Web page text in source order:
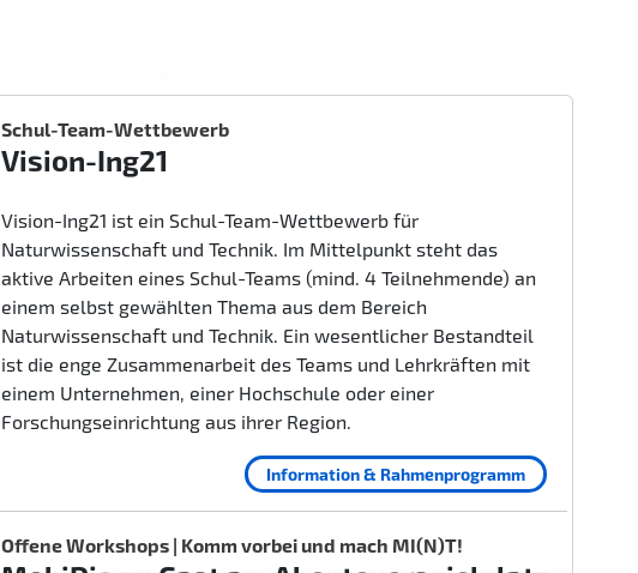
Schul-Team-Wettbewerb
Vision-Ing21
Vision-Ing21 ist ein Schul-Team-Wettbewerb für
Naturwissenschaft und Technik. Im Mittelpunkt steht das
aktive Arbeiten eines Schul-Teams (mind. 4 Teilnehmende) an
einem selbst gewählten Thema aus dem Bereich
Naturwissenschaft und Technik. Ein wesentlicher Bestandteil
ist die enge Zusammenarbeit des Teams und Lehrkräften mit
einem Unternehmen, einer Hochschule oder einer
Forschungseinrichtung aus ihrer Region.
Information & Rahmenprogramm
Offene Workshops | Komm vorbei und mach MI(N)T!